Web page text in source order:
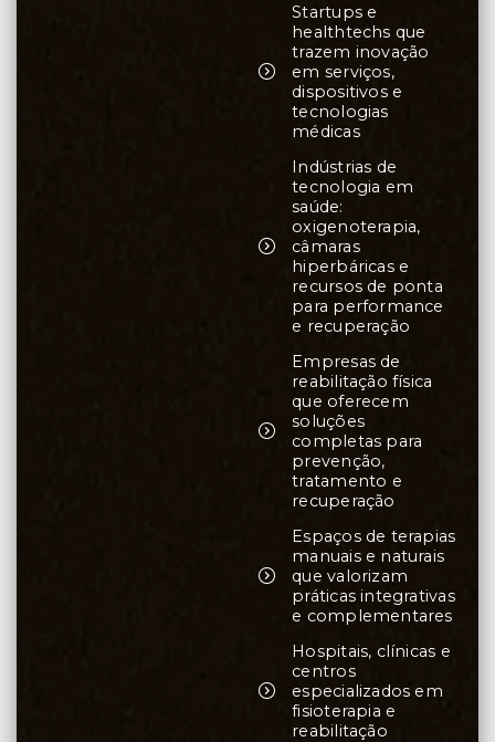
Startups e
healthtechs que
trazem inovação
em serviços,
dispositivos e
tecnologias
médicas
Indústrias de
tecnologia em
saúde:
oxigenoterapia,
câmaras
hiperbáricas e
recursos de ponta
para performance
e recuperação
Empresas de
reabilitação física
que oferecem
soluções
completas para
prevenção,
tratamento e
recuperação
Espaços de terapias
manuais e naturais
que valorizam
práticas integrativas
e complementares
Hospitais, clínicas e
centros
especializados em
fisioterapia e
reabilitação